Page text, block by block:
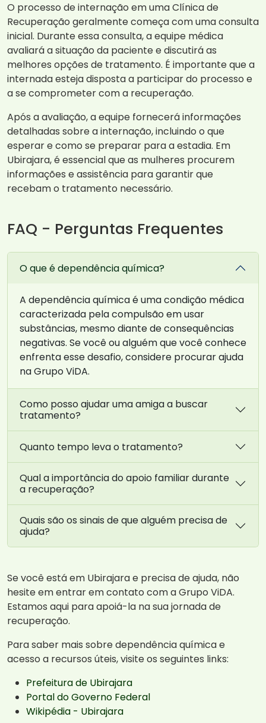
O processo de internação em uma Clínica de
Recuperação geralmente começa com uma consulta
inicial. Durante essa consulta, a equipe médica
avaliará a situação da paciente e discutirá as
melhores opções de tratamento. É importante que a
internada esteja disposta a participar do processo e
a se comprometer com a recuperação.
Após a avaliação, a equipe fornecerá informações
detalhadas sobre a internação, incluindo o que
esperar e como se preparar para a estadia. Em
Ubirajara, é essencial que as mulheres procurem
informações e assistência para garantir que
recebam o tratamento necessário.
FAQ - Perguntas Frequentes
O que é dependência química?
A dependência química é uma condição médica
caracterizada pela compulsão em usar
substâncias, mesmo diante de consequências
negativas. Se você ou alguém que você conhece
enfrenta esse desafio, considere procurar ajuda
na Grupo ViDA.
Como posso ajudar uma amiga a buscar
tratamento?
Quanto tempo leva o tratamento?
Qual a importância do apoio familiar durante
a recuperação?
Quais são os sinais de que alguém precisa de
ajuda?
Se você está em Ubirajara e precisa de ajuda, não
hesite em entrar em contato com a Grupo ViDA.
Estamos aqui para apoiá-la na sua jornada de
recuperação.
Para saber mais sobre dependência química e
acesso a recursos úteis, visite os seguintes links:
Prefeitura de Ubirajara
Portal do Governo Federal
Wikipédia - Ubirajara